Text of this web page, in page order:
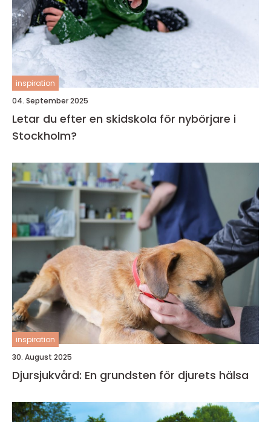
inspiration
04. September 2025
Letar du efter en skidskola för nybörjare i
Stockholm?
inspiration
30. August 2025
Djursjukvård: En grundsten för djurets hälsa